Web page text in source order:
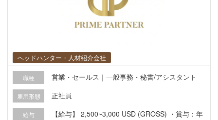
ヘッドハンター・人材紹介会社
職種 営業・セールス｜一般事務・秘書/アシスタント
雇用形態 正社員
給与
【給与】 2,500~3,000 USD (GROSS) ・賞与：年